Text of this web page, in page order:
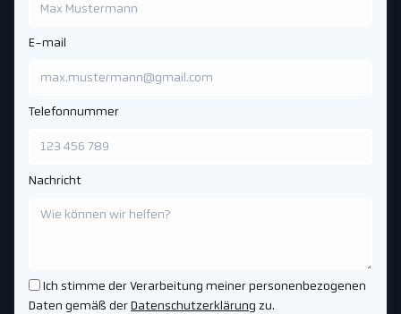
E-mail
Telefonnummer
Nachricht
Ich stimme der Verarbeitung meiner personenbezogenen
Daten gemäß der Datenschutzerklärung zu.